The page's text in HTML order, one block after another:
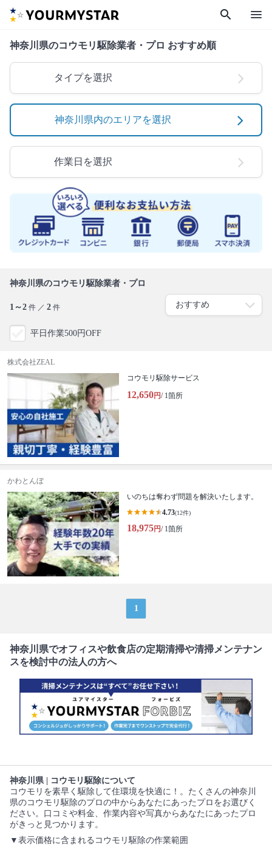
search menu
神奈川県のコウモリ駆除業者・プロ おすすめ順
タイプを選択
神奈川県内のエリアを選択
作業日を選択
神奈川県のコウモリ駆除業者・プロ
1～2 件 ／ 2 件
平日作業500円OFF
株式会社ZEAL
コウモリ駆除サービス
12,650円/ 1箇所
かわとんぼ
いのちは奪わず問題を解決いたします。
4.73(12件)
18,975円/ 1箇所
1
神奈川県でオフィスや飲食店の定期清掃や清掃メンテナン
スを検討中の法人の方へ
神奈川県 | コウモリ駆除について
コウモリを素早く駆除して住環境を快適に！。たくさんの神奈川
県のコウモリ駆除のプロの中からあなたにあったプロをお選びく
ださい。口コミや料金、作業内容や写真からあなたにあったプロ
がきっと見つかります。
▼表示価格に含まれるコウモリ駆除の作業範囲